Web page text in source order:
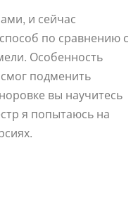
и сейчас
по сравнению с
Особенность
подменить
вы научитесь
я попытаюсь на